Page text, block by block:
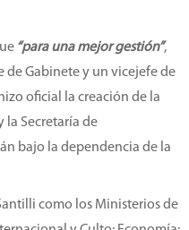
“para una mejor gestión”,
de Gabinete y un vicejefe de
oficial la creación de la
la Secretaría de
bajo la dependencia de la
como los Ministerios de